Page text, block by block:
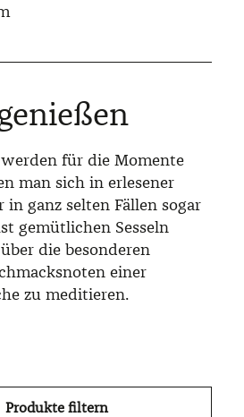
für die Momente
man sich in erlesener
in ganz selten Fällen sogar
gemütlichen Sesseln
die besonderen
einer
zu meditieren.
Produkte filtern